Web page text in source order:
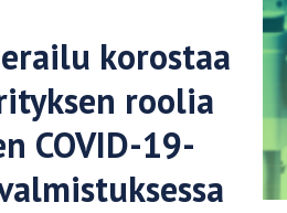
korostaa
roolia
COVID-19-